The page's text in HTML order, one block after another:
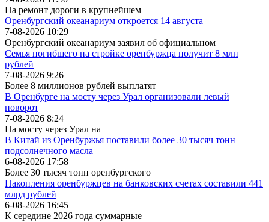
На ремонт дороги в крупнейшем
Оренбургский океанариум откроется 14 августа
7-08-2026 10:29
Оренбургский океанариум заявил об официальном
Семья погибшего на стройке оренбуржца получит 8 млн
рублей
7-08-2026 9:26
Более 8 миллионов рублей выплатят
В Оренбурге на мосту через Урал организовали левый
поворот
7-08-2026 8:24
На мосту через Урал на
В Китай из Оренбуржья поставили более 30 тысяч тонн
подсолнечного масла
6-08-2026 17:58
Более 30 тысяч тонн оренбургского
Накопления оренбуржцев на банковских счетах составили 441
млрд рублей
6-08-2026 16:45
К середине 2026 года суммарные